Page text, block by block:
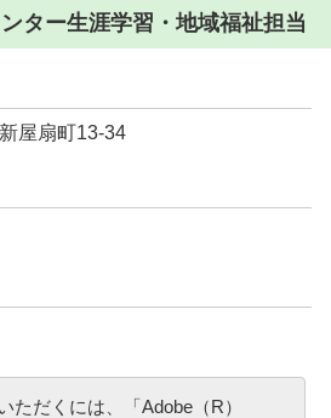
ター生涯学習・地域福祉担当
屋扇町13-34
ただくには、「Adobe（R）